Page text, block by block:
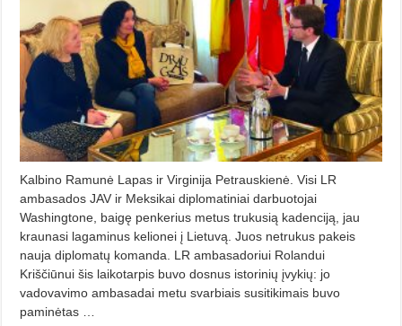
Kalbino Ramunė Lapas ir Virginija Petrauskienė. Visi LR
ambasados JAV ir Meksikai diplomatiniai darbuotojai
Washingtone, baigę penkerius metus trukusią kadenciją, jau
kraunasi lagaminus kelionei į Lietuvą. Juos netrukus pakeis
nauja diplomatų komanda. LR ambasadoriui Rolandui
Kriščiūnui šis laikotarpis buvo dosnus istorinių įvykių: jo
vadovavimo ambasadai metu svarbiais susitikimais buvo
paminėtas …